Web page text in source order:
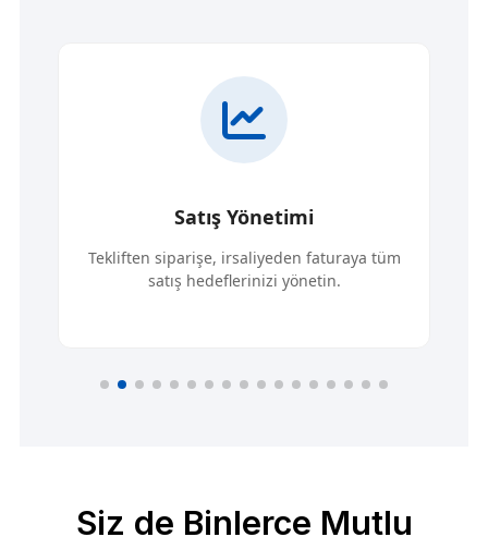
Satış Yönetimi
Tekliften siparişe, irsaliyeden faturaya tüm
satış hedeflerinizi yönetin.
Siz de Binlerce Mutlu